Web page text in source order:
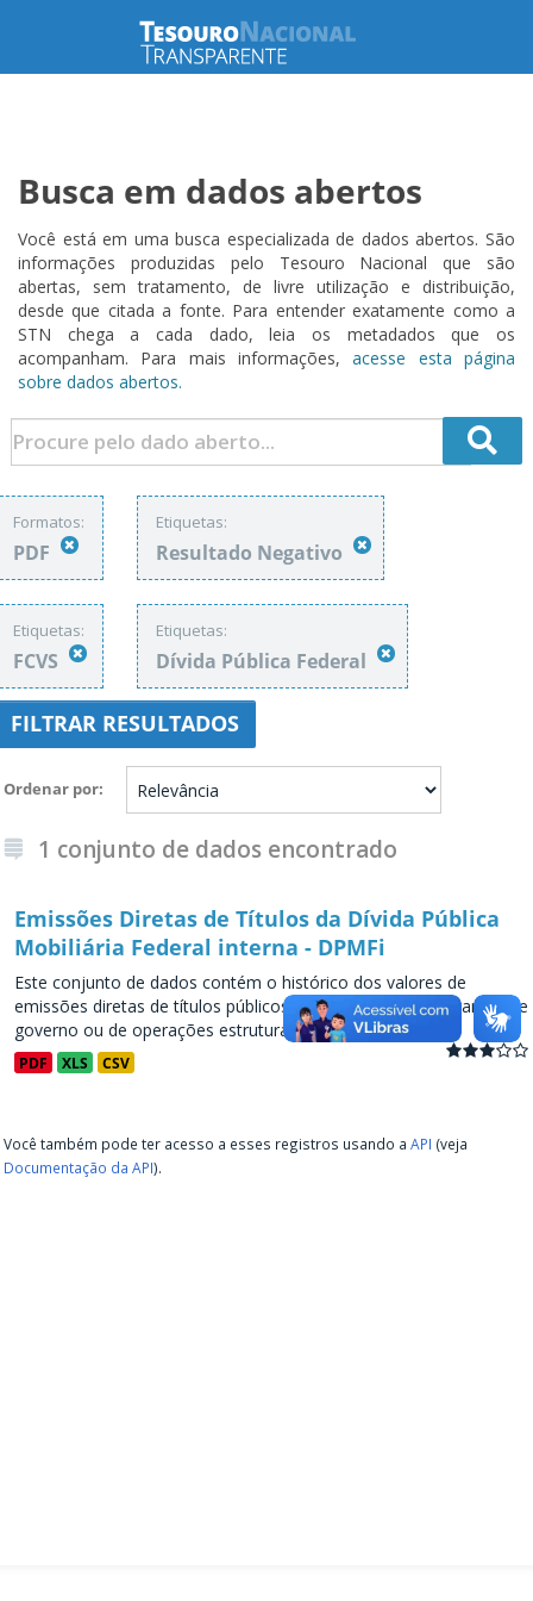
Busca em dados abertos
Você está em uma busca especializada de dados abertos. São
informações produzidas pelo Tesouro Nacional que são
abertas, sem tratamento, de livre utilização e distribuição,
desde que citada a fonte. Para entender exatamente como a
STN chega a cada dado, leia os metadados que os
acompanham. Para mais informações,acesse esta página
sobre dados abertos.
Formatos:
PDF
Etiquetas:
Resultado Negativo
Etiquetas:
FCVS
Etiquetas:
Dívida Pública Federal
FILTRAR RESULTADOS
Ordenar por
1 conjunto de dados encontrado
Emissões Diretas de Títulos da Dívida Pública
Mobiliária Federal interna - DPMFi
Este conjunto de dados contém o histórico dos valores de
emissões diretas de títulos públicos, decorrentes de programas de
governo ou de operações estruturadas, a partir de...
PDF XLS CSV
Você também pode ter acesso a esses registros usando a API (veja
Documentação da API).